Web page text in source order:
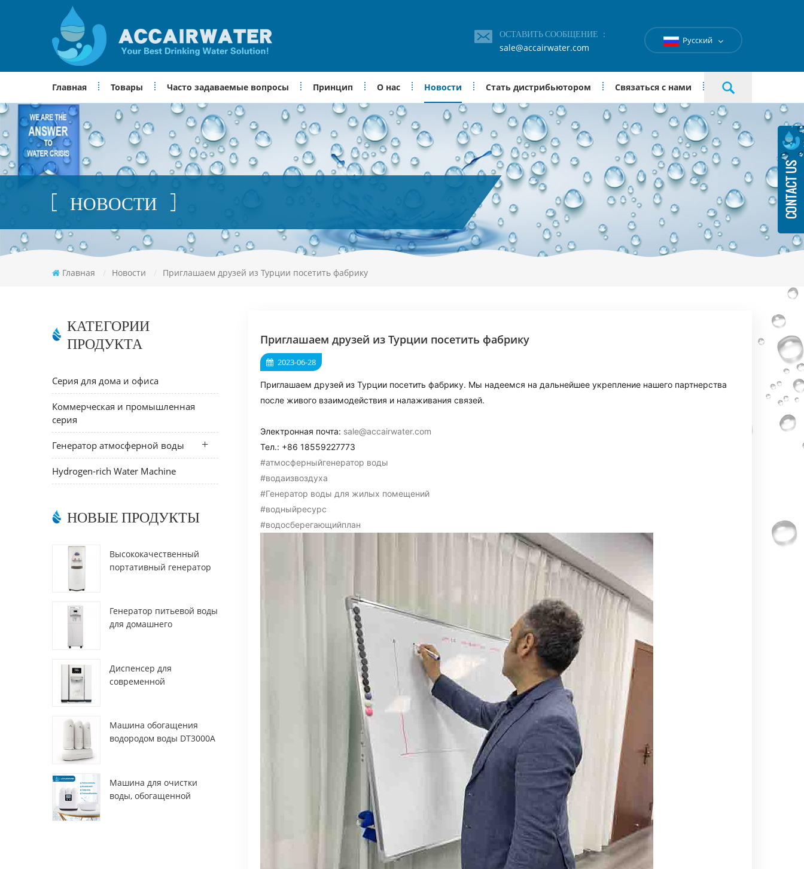
ОСТАВИТЬ СООБЩЕНИЕ ：
sale@accairwater.com
Русский
Главная Товары Часто задаваемые вопросы Принцип О нас Новости Стать дистрибьютором Связаться с нами
НОВОСТИ
Главная / Новости / Приглашаем друзей из Турции посетить фабрику
КАТЕГОРИИ
ПРОДУКТА
Серия для дома и офиса
Коммерческая и промышленная
серия
Генератор атмосферной воды
Hydrogen-rich Water Machine
НОВЫЕ ПРОДУКТЫ
Высококачественный
портативный генератор
Генератор питьевой воды
для домашнего
Диспенсер для
современной
ZL9510W
Машина обогащения
водородом воды DT3000A
Машина для очистки
воды, обогащенной
Приглашаем друзей из Турции посетить фабрику
2023-06-28
Приглашаем друзей из Турции посетить фабрику. Мы надеемся на дальнейшее укрепление нашего партнерства
после живого взаимодействия и налаживания связей.
Электронная почта: sale@accairwater.com
Тел.: +86 18559227773
#атмосферныйгенератор воды
#водаизвоздуха
#Генератор воды для жилых помещений
#водныйресурс
#водосберегающийплан